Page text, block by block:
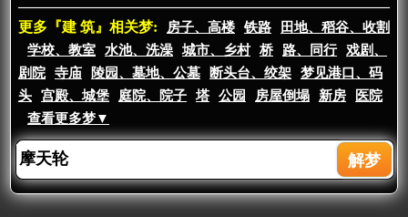
更多『建 筑』相关梦: 房子、高楼 铁路
田地、稻谷、收割
学校、教室
水池、洗澡 城市、乡村 桥 路、同行
戏剧、
剧院
寺庙 陵园、墓地、公墓 断头台、绞架
梦见港口、码
头
宫殿、城堡 庭院、院子 塔 公园 房屋倒塌 新房
医院
查看更多梦▼